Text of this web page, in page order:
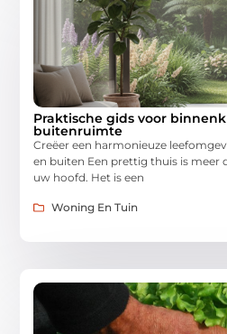
Praktische gids voor
buitenruimte
Creëer een harmonieuze
en buiten Een prettig thuis is meer
uw hoofd. Het is een
Woning En Tuin